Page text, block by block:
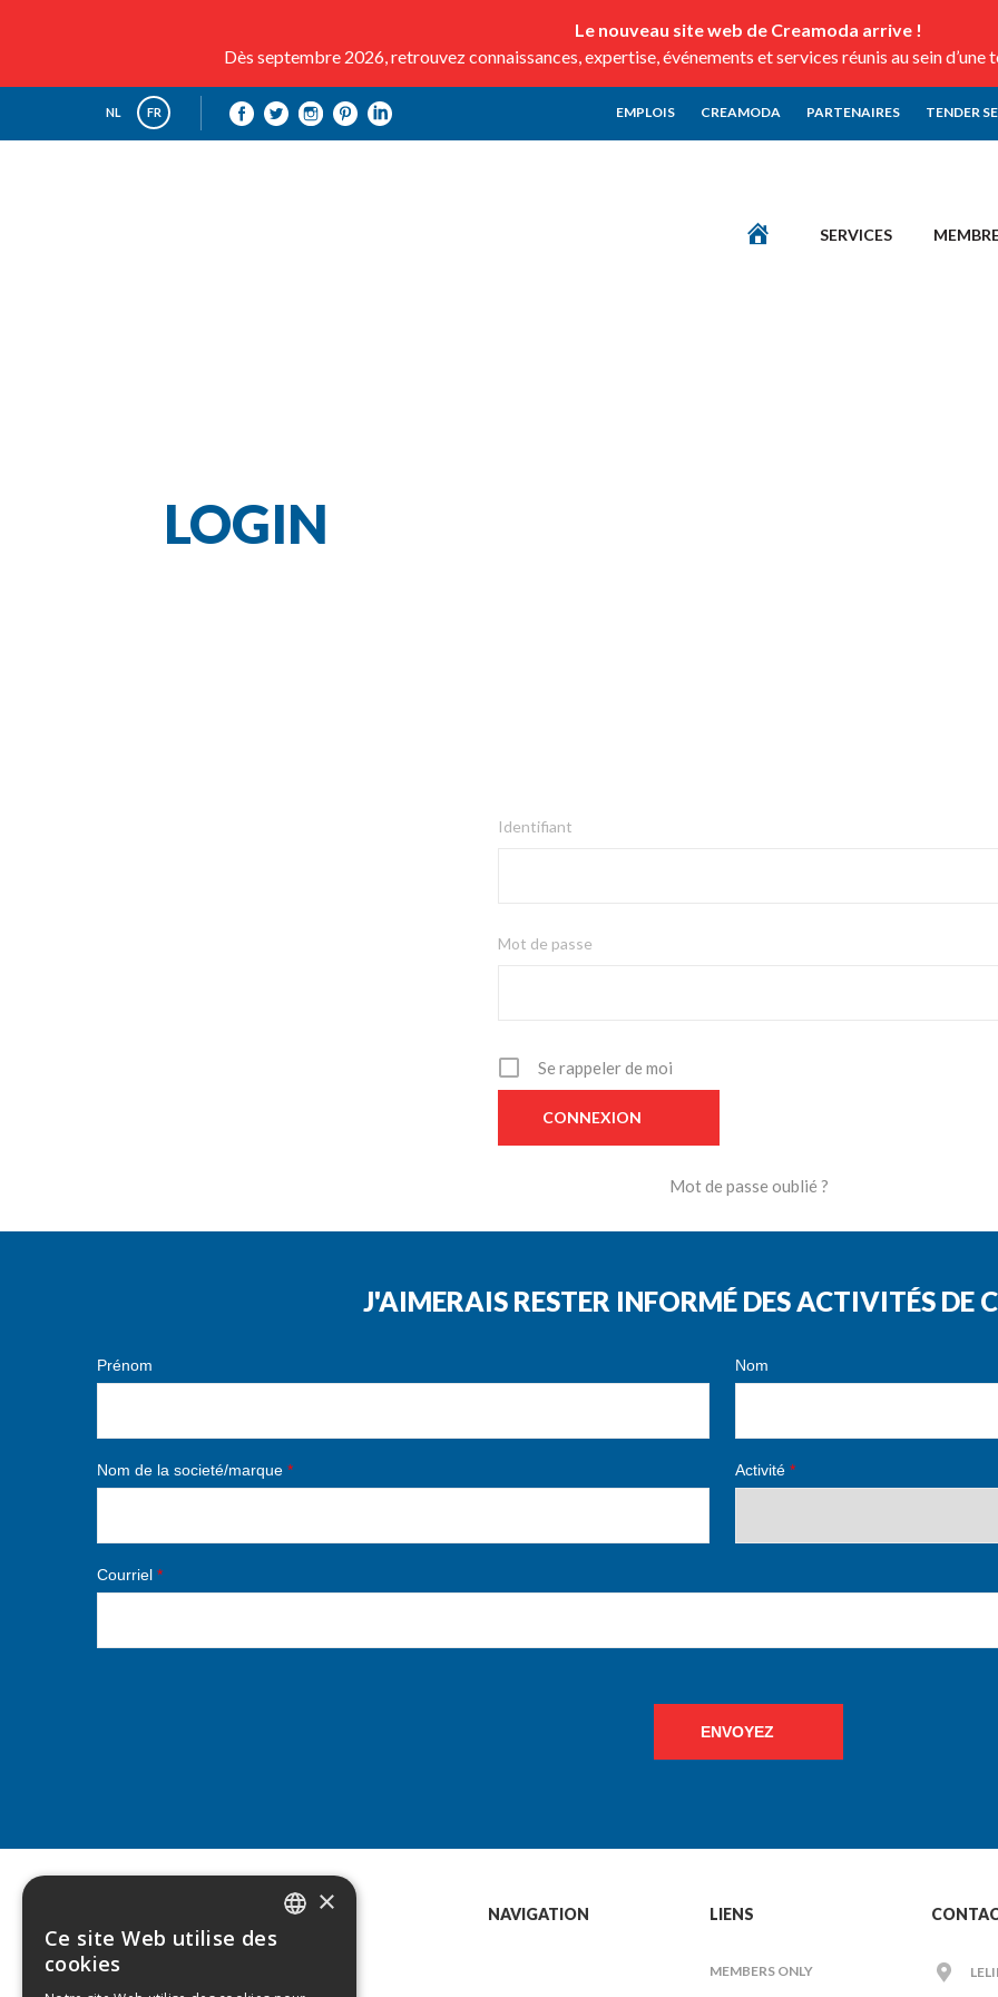
Le nouveau site web de Creamoda arrive !
Dès septembre 2026, retrouvez connaissances, expertise, événements et services réunis au sein
NL FR EMPLOIS CREAMODA PARTENAIRES TENDER
SERVICES
LOGIN
Identifiant
Mot de passe
Se rappeler de moi
Mot de passe oublié ?
J'AIMERAIS RESTER INFORMÉ DES ACTIVITÉS DE
Prénom Nom
Nom de la societé/marque * Activité*
Courriel *
ENVOYEZ
NAVIGATION LIENS
MEMBERS ONLY
×
Ce site Web utilise des
cookies